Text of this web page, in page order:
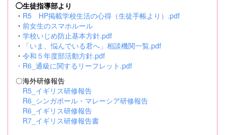
◯生徒指導部より
・ R5 HP掲載学校生活の心得（生徒手帳より）.pdf
・ 前女生のスマホルール
・ 学校いじめ防止基本方針.pdf
・
「いま、悩んでいる君へ」相談機関一覧.pdf
・ 令和５年度部活動方針.pdf
・ R6_通級に関するリーフレット.pdf
〇海外研修報告
R5_イギリス研修報告
R6_シンガポール・マレーシア研修報告
R6_イギリス研修報告
R7_イギリス研修報告書